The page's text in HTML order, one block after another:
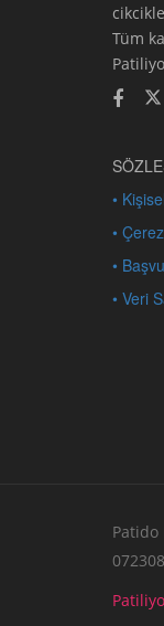
Tüm
Patiliyo
•
•
•
• Veri
Patido